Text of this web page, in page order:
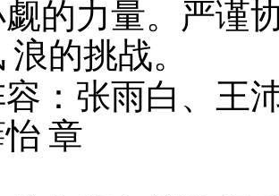
的力量。严谨
浪的挑战。
：张雨白、王
章